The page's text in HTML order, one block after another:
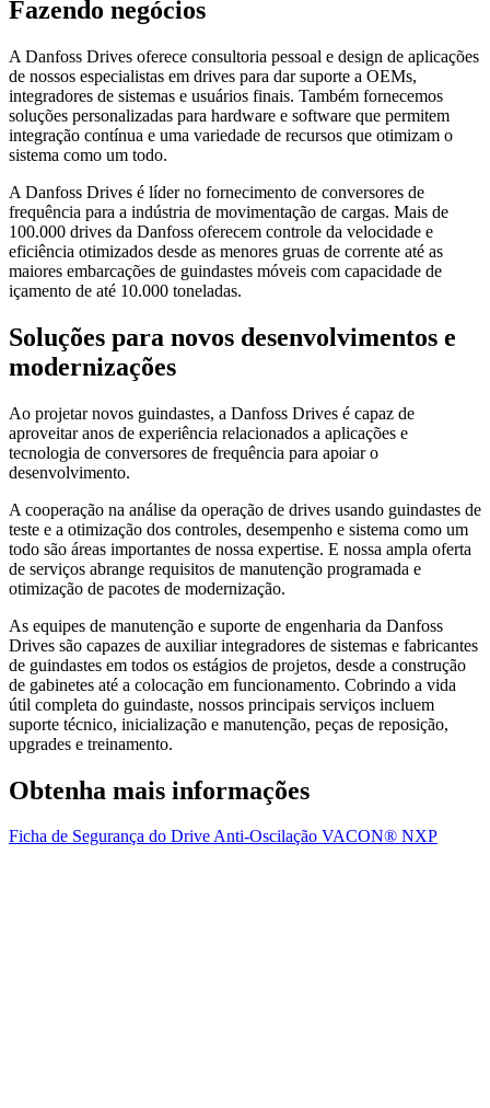
Fazendo negócios
A Danfoss Drives oferece consultoria pessoal e design de aplicações
de nossos especialistas em drives para dar suporte a OEMs,
integradores de sistemas e usuários finais. Também fornecemos
soluções personalizadas para hardware e software que permitem
integração contínua e uma variedade de recursos que otimizam o
sistema como um todo.
A Danfoss Drives é líder no fornecimento de conversores de
frequência para a indústria de movimentação de cargas. Mais de
100.000 drives da Danfoss oferecem controle da velocidade e
eficiência otimizados desde as menores gruas de corrente até as
maiores embarcações de guindastes móveis com capacidade de
içamento de até 10.000 toneladas.
Soluções para novos desenvolvimentos e
modernizações
Ao projetar novos guindastes, a Danfoss Drives é capaz de
aproveitar anos de experiência relacionados a aplicações e
tecnologia de conversores de frequência para apoiar o
desenvolvimento.
A cooperação na análise da operação de drives usando guindastes de
teste e a otimização dos controles, desempenho e sistema como um
todo são áreas importantes de nossa expertise. E nossa ampla oferta
de serviços abrange requisitos de manutenção programada e
otimização de pacotes de modernização.
As equipes de manutenção e suporte de engenharia da Danfoss
Drives são capazes de auxiliar integradores de sistemas e fabricantes
de guindastes em todos os estágios de projetos, desde a construção
de gabinetes até a colocação em funcionamento. Cobrindo a vida
útil completa do guindaste, nossos principais serviços incluem
suporte técnico, inicialização e manutenção, peças de reposição,
upgrades e treinamento.
Obtenha mais informações
Ficha de Segurança do Drive Anti-Oscilação VACON® NXP